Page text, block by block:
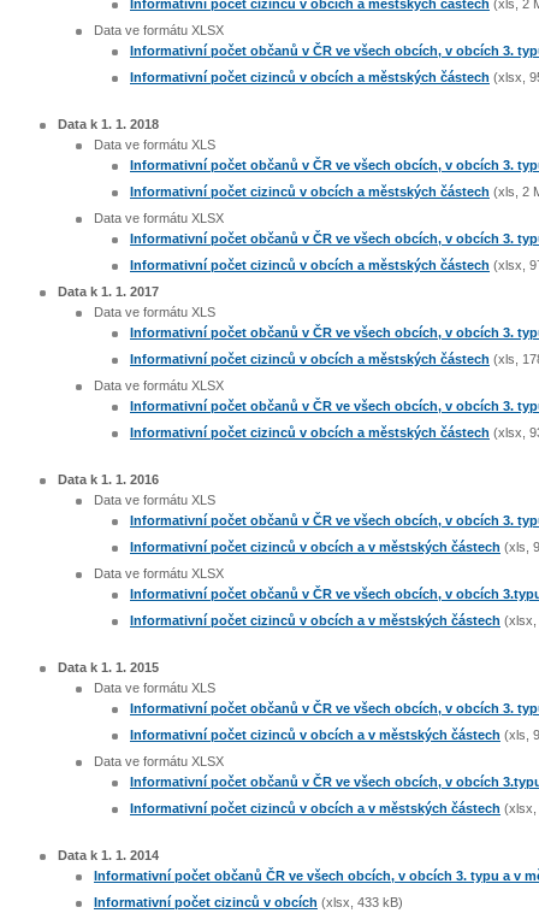
Informativní počet cizinců v obcích a městských částech (xls, 2
Data ve formátu XLSX
Informativní počet občanů v ČR ve všech obcích, v obcích 3.
Informativní počet cizinců v obcích a městských částech (xlsx,
Data k 1. 1. 2018
Data ve formátu XLS
Informativní počet občanů v ČR ve všech obcích, v obcích 3.
Informativní počet cizinců v obcích a městských částech (xls, 2
Data ve formátu XLSX
Informativní počet občanů v ČR ve všech obcích, v obcích 3.
Informativní počet cizinců v obcích a městských částech (xlsx,
Data k 1. 1. 2017
Data ve formátu XLS
Informativní počet občanů v ČR ve všech obcích, v obcích 3.
Informativní počet cizinců v obcích a městských částech (xls,
Data ve formátu XLSX
Informativní počet občanů v ČR ve všech obcích, v obcích 3.
Informativní počet cizinců v obcích a městských částech (xlsx,
Data k 1. 1. 2016
Data ve formátu XLS
Informativní počet občanů v ČR ve všech obcích, v obcích 3.
Informativní počet cizinců v obcích a v městských částech (xls,
Data ve formátu XLSX
Informativní počet občanů v ČR ve všech obcích, v obcích
Informativní počet cizinců v obcích a v městských částech (xlsx,
Data k 1. 1. 2015
Data ve formátu XLS
Informativní počet občanů v ČR ve všech obcích, v obcích 3.
Informativní počet cizinců v obcích a v městských částech (xls,
Data ve formátu XLSX
Informativní počet občanů v ČR ve všech obcích, v obcích
Informativní počet cizinců v obcích a v městských částech (xlsx,
Data k 1. 1. 2014
Informativní počet občanů ČR ve všech obcích, v obcích 3. typu a v
Informativní počet cizinců v obcích (xlsx, 433 kB)